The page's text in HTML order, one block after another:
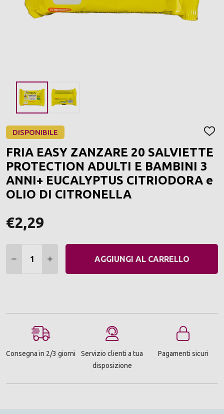
DISPONIBILE
DEI
FRIA EASY ZANZARE 20 SALVIETTE
PROTECTION ADULTI E BAMBINI 3
ANNI+ EUCALYPTUS CITRIODORA e
OLIO DI CITRONELLA
€2,29
DIMINUIRE QUANTITÀ:
AUMENTARE QUANTITÀ:
AGGIUNGI AL CARRELLO
Consegna in 2/3 giorni
Servizio clienti a tua
disposizione
Pagamenti sicuri